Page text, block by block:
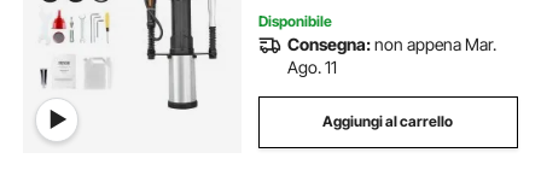
Disponibile
Consegna:non appena Mar.
Ago. 11
Aggiungi al carrello